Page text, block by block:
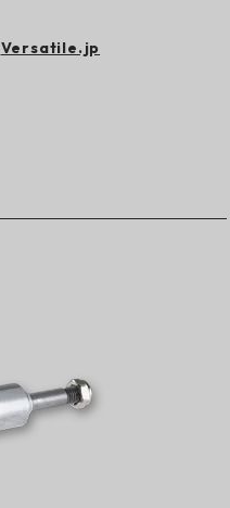
Versatile.jp